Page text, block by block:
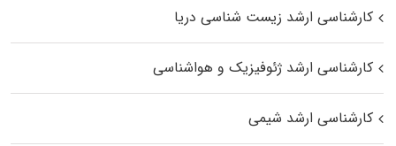
کارشناسی ارشد زیست‌ شناسی دریا
کارشناسی ارشد ژئوفیزیک و هواشناسی
کارشناسی ارشد شیمی